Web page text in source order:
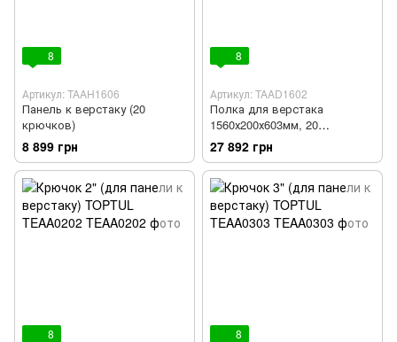
8
Артикул: TAAH1606
Панель к верстаку (20
крючков)
8 899 грн
8
Артикул: TAAD1602
Полка для верстака
1560х200х603мм, 20
держателей
27 892 грн
8 8